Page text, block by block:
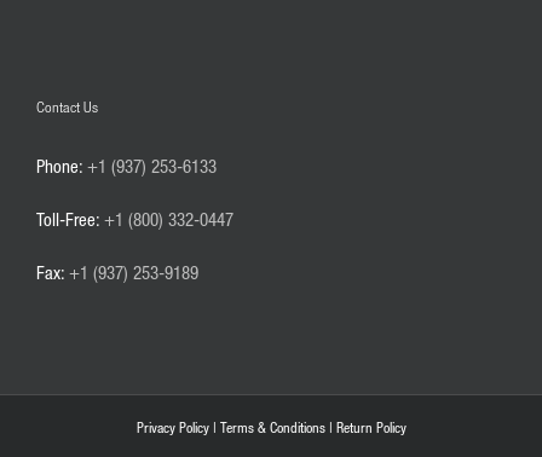
Contact Us
Phone: +1 (937) 253-6133
Toll-Free: +1 (800) 332-0447
Fax: +1 (937) 253-9189
Privacy Policy| Terms & Conditions| Return Policy